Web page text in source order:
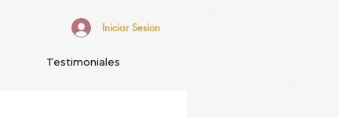
Iniciar Sesion
Testimoniales